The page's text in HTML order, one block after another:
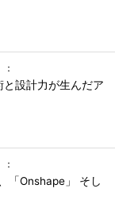
設計力が生んだア
「Onshape」 そし